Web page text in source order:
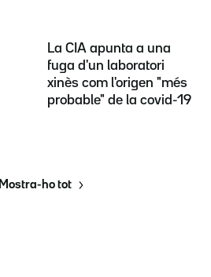
La CIA apunta a una
fuga d'un laboratori
xinès com l'origen "més
probable" de la covid-19
Mostra-ho tot